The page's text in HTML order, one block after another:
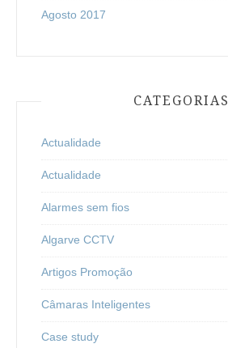
Agosto 2017
CATEGORIAS
Actualidade
Actualidade
Alarmes sem fios
Algarve CCTV
Artigos Promoção
Câmaras Inteligentes
Case study